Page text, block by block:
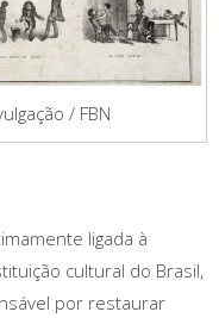
/ FBN
ligada à
cultural do Brasil,
por restaurar